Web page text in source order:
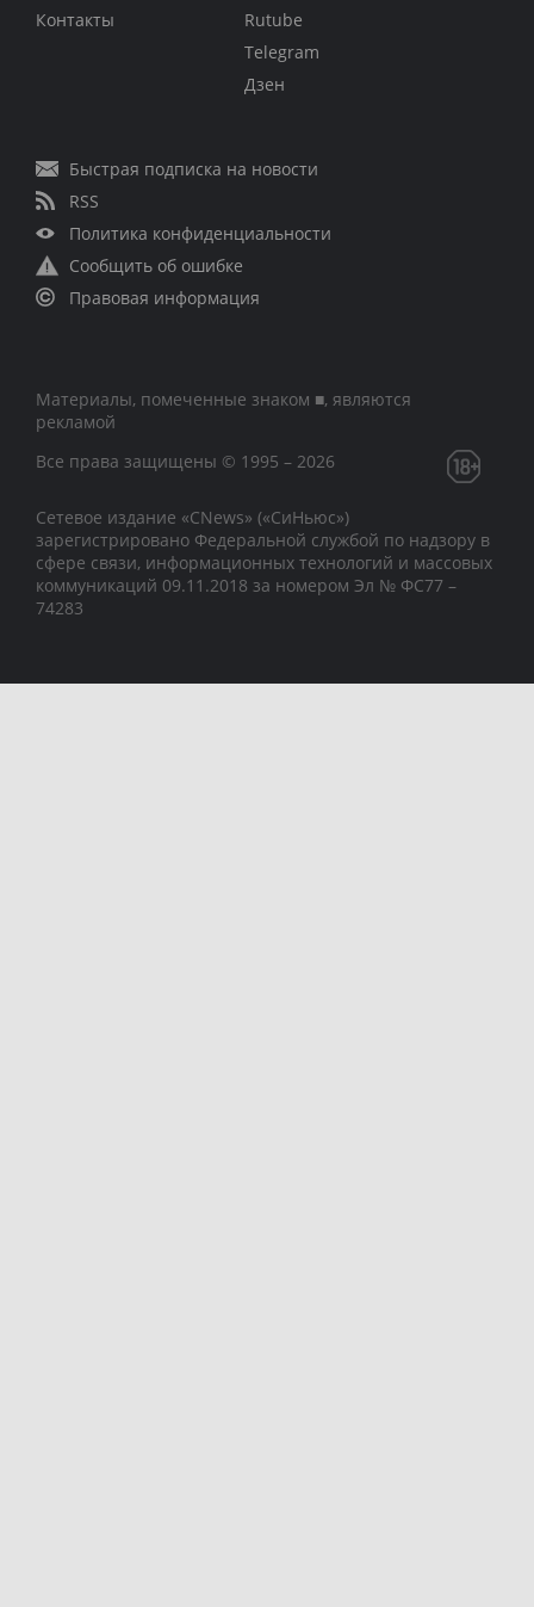
Контакты
Rutube
Telegram
Дзен
Быстрая подписка на новости
RSS
Политика конфиденциальности
Сообщить об ошибке
Правовая информация
Материалы, помеченные знаком ■, являются
рекламой
Все права защищены © 1995 – 2026
Сетевое издание «CNews» («СиНьюс»)
зарегистрировано Федеральной службой по надзору в
сфере связи, информационных технологий и массовых
коммуникаций 09.11.2018 за номером Эл № ФС77 –
74283